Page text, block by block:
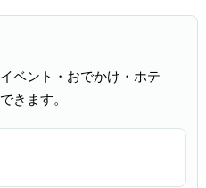
ベント・おでかけ・ホテ
きます。